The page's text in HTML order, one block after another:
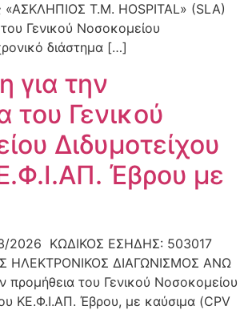
«ΑΣKΛΗΠΙΟΣ Τ.Μ. HOSPITAL» (SLA)
Γενικού Νοσοκομείου
διάστημα […]
για την
του Γενικού
Διδυμοτείχου
Έβρου με
2026 ΚΩΔΙΚΟΣ ΕΣΗΔΗΣ: 503017
ΗΛΕΚΤΡΟΝΙΚΟΣ ΔΙΑΓΩΝΙΣΜΟΣ ΑΝΩ
του Γενικού Νοσοκομείου
ΚΕ.Φ.Ι.ΑΠ. Έβρου, με καύσιμα (CPV